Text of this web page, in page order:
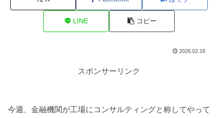
LINE コピー
2026.02.16
スポンサーリンク
今週、金融機関が工場にコンサルティングと称してやって